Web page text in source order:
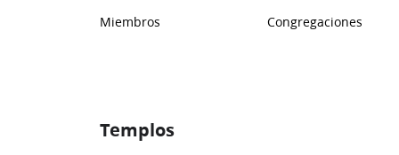
Miembros Congregaciones
Templos